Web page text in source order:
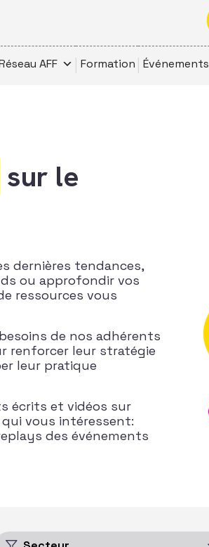
AFF Formation Événements
sur le
dernières tendances,
ou approfondir vos
ressources vous
de nos adhérents
renforcer leur stratégie
leur pratique
écrits et vidéos sur
vous intéressent:
des événements